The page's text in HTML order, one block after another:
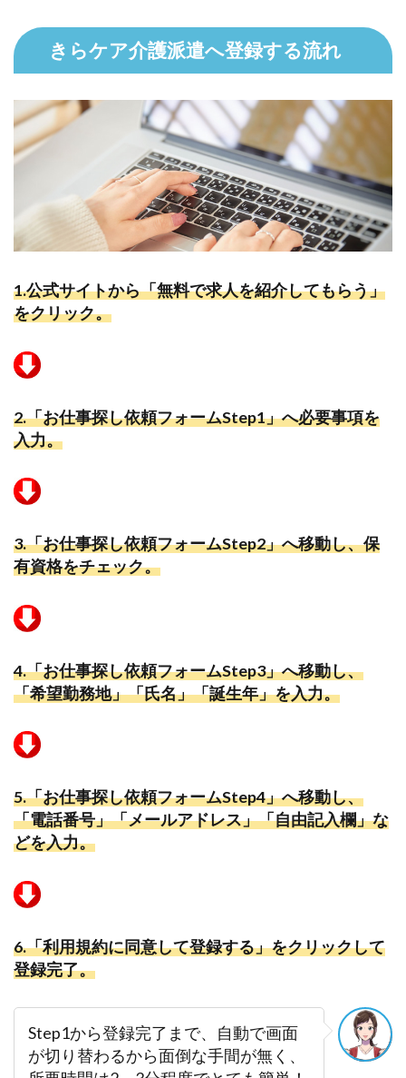
きらケア介護派遣へ登録する流れ
1.公式サイトから「無料で求人を紹介してもらう」
をクリック。
2.「お仕事探し依頼フォームStep1」へ必要事項を
入力。
3.「お仕事探し依頼フォームStep2」へ移動し、保
有資格をチェック。
4.「お仕事探し依頼フォームStep3」へ移動し、
「希望勤務地」「氏名」「誕生年」を入力。
5.「お仕事探し依頼フォームStep4」へ移動し、
「電話番号」「メールアドレス」「自由記入欄」な
どを入力。
6.「利用規約に同意して登録する」をクリックして
登録完了。
Step1から登録完了まで、自動で画面
が切り替わるから面倒な手間が無く、